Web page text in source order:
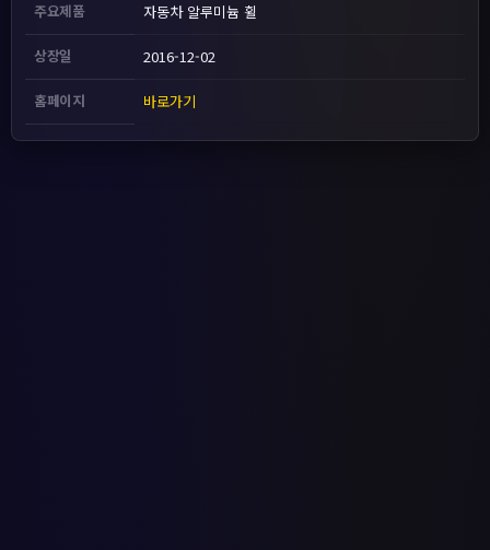
주요제품 자동차 알루미늄 휠
상장일 2016-12-02
홈페이지 바로가기